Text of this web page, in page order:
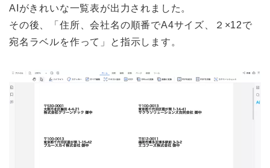
AIがきれいな一覧表が出力されました。
その後、「住所、会社名の順番でA4サイズ、２×12で
宛名ラベルを作って」と指示します。